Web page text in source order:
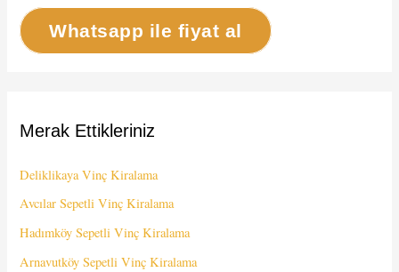
Whatsapp ile fiyat al
Merak Ettikleriniz
Deliklikaya Vinç Kiralama
Avcılar Sepetli Vinç Kiralama
Hadımköy Sepetli Vinç Kiralama
Arnavutköy Sepetli Vinç Kiralama